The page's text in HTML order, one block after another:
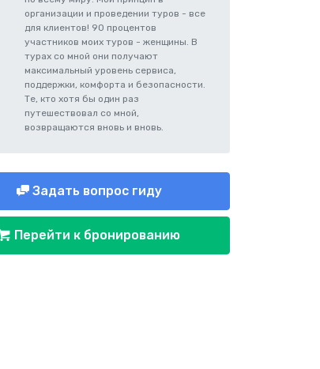
организации и проведении туров - все
для клиентов! 90 процентов
участников моих туров - женщины. В
турах со мной они получают
максимальный уровень сервиса,
поддержки, комфорта и безопасности.
Те, кто хотя бы один раз
путешествовал со мной,
возвращаются вновь и вновь.
Задать вопрос гиду
Перейти к бронированию